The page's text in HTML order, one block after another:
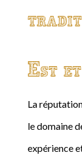
Est
La
le domaine
expérience